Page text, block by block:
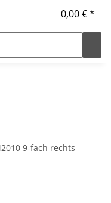
0,00 € *